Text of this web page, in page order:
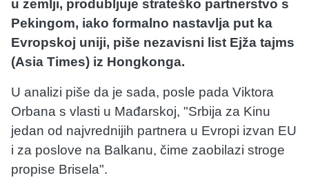
u zemlji, produbljuje strateško partnerstvo s
Pekingom, iako formalno nastavlja put ka
Evropskoj uniji, piše nezavisni list Ejža tajms
(Asia Times) iz Hongkonga.
U analizi piše da je sada, posle pada Viktora
Orbana s vlasti u Mađarskoj, "Srbija za Kinu
jedan od najvrednijih partnera u Evropi izvan EU
i za poslove na Balkanu, čime zaobilazi stroge
propise Brisela".